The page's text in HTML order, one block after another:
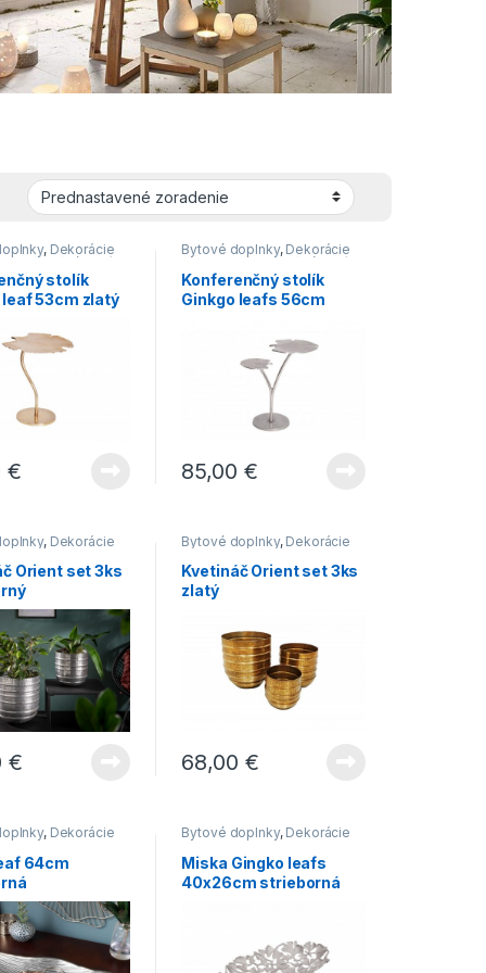
, Dekorácie
Konferenčné stolíky
stolíky v
štýle,Malé
stolíky,Novinky
stolík
leaf 53cm zlatý
€
Bytové doplnky, Dekorácie
do bytu
Konferenčné stolíky
Konferenčné stolíky v
modernom štýle,Malé
konferenčné stolíky,Novinky
Konferenčný stolík
Ginkgo leafs 56cm
85,00 €
, Dekorácie
Novinky
Orient set 3ks
€
Bytové doplnky, Dekorácie
do bytu
Novinky
Kvetináč Orient set 3ks
zlatý
68,00 €
, Dekorácie
Novinky
64cm
Bytové doplnky, Dekorácie
do bytu
Novinky
Miska Gingko leafs
40x26cm strieborná